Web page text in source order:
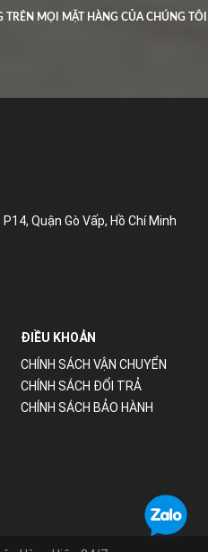
MỌI MẶT HÀNG CỦA CHÚNG TÔI
Quận Gò Vấp, Hồ Chí Minh
ĐIỀU KHOẢN
CHÍNH SÁCH VẬN CHUYỂN
CHÍNH SÁCH ĐỔI TRẢ
CHÍNH SÁCH BẢO HÀNH